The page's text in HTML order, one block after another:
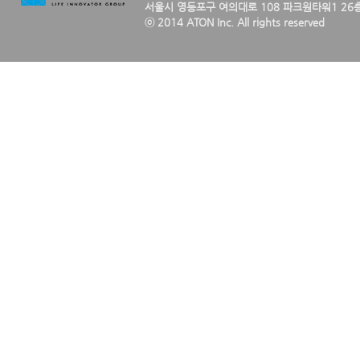
서울시 영등포구 여의대로 108 파크원타워1 26
ⓒ 2014 ATON Inc. All rights reserved